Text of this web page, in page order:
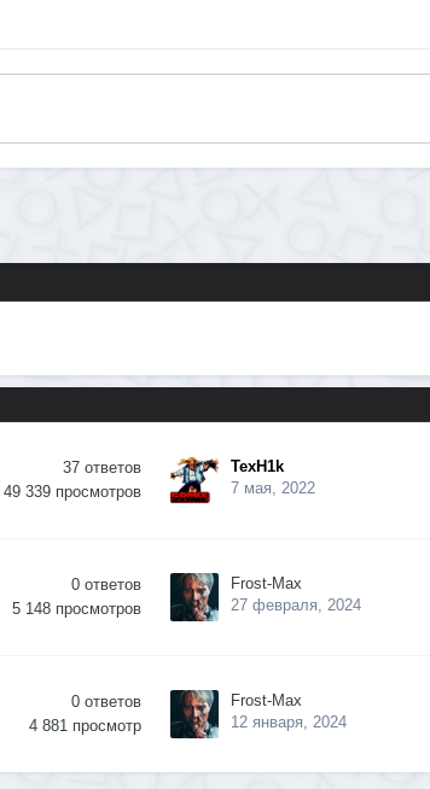
37 ответов
49 339 просмотров
TexH1k
7 мая, 2022
0 ответов
5 148 просмотров
Frost-Max
27 февраля, 2024
0 ответов
4 881 просмотр
Frost-Max
12 января, 2024